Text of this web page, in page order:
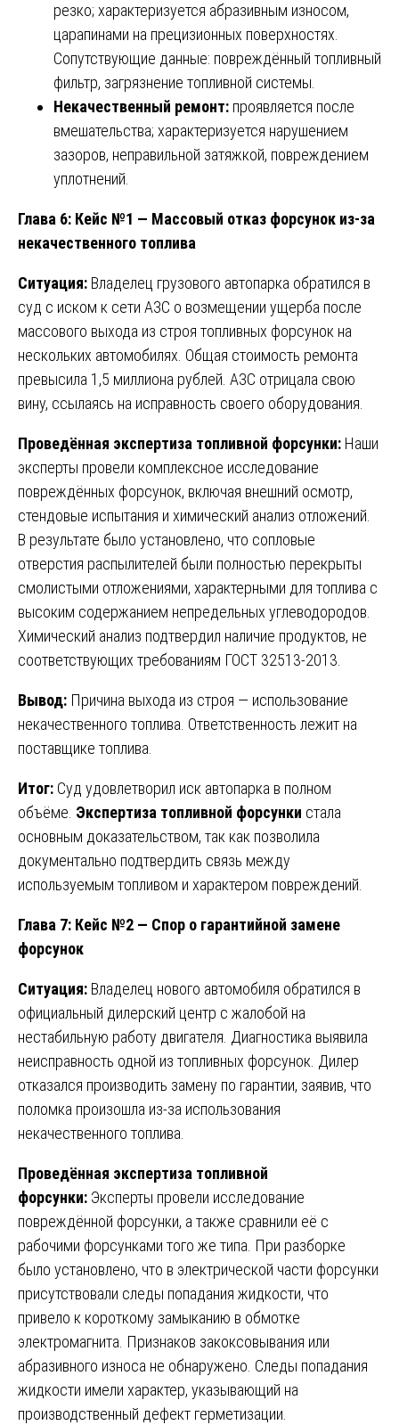
резко; характеризуется абразивным износом,
царапинами на прецизионных поверхностях.
Сопутствующие данные: повреждённый топливный
фильтр, загрязнение топливной системы.
Некачественный ремонт: проявляется после
вмешательства; характеризуется нарушением
зазоров, неправильной затяжкой, повреждением
уплотнений.
Глава 6: Кейс №1 — Массовый отказ форсунок из-за
некачественного топлива
Ситуация: Владелец грузового автопарка обратился в
суд с иском к сети АЗС о возмещении ущерба после
массового выхода из строя топливных форсунок на
нескольких автомобилях. Общая стоимость ремонта
превысила 1,5 миллиона рублей. АЗС отрицала свою
вину, ссылаясь на исправность своего оборудования.
Проведённая экспертиза топливной форсунки: Наши
эксперты провели комплексное исследование
повреждённых форсунок, включая внешний осмотр,
стендовые испытания и химический анализ отложений.
В результате было установлено, что сопловые
отверстия распылителей были полностью перекрыты
смолистыми отложениями, характерными для топлива с
высоким содержанием непредельных углеводородов.
Химический анализ подтвердил наличие продуктов, не
соответствующих требованиям ГОСТ 32513-2013.
Вывод: Причина выхода из строя — использование
некачественного топлива. Ответственность лежит на
поставщике топлива.
Итог: Суд удовлетворил иск автопарка в полном
объёме. Экспертиза топливной форсунки стала
основным доказательством, так как позволила
документально подтвердить связь между
используемым топливом и характером повреждений.
Глава 7: Кейс №2 — Спор о гарантийной замене
форсунок
Ситуация: Владелец нового автомобиля обратился в
официальный дилерский центр с жалобой на
нестабильную работу двигателя. Диагностика выявила
неисправность одной из топливных форсунок. Дилер
отказался производить замену по гарантии, заявив, что
поломка произошла из-за использования
некачественного топлива.
Проведённая экспертиза топливной
форсунки: Эксперты провели исследование
повреждённой форсунки, а также сравнили её с
рабочими форсунками того же типа. При разборке
было установлено, что в электрической части форсунки
присутствовали следы попадания жидкости, что
привело к короткому замыканию в обмотке
электромагнита. Признаков закоксовывания или
абразивного износа не обнаружено. Следы попадания
жидкости имели характер, указывающий на
производственный дефект герметизации.